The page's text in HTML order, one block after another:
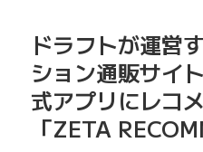
ドラフトが運営
ション通販サイ
式アプリにレコ
「ZETA